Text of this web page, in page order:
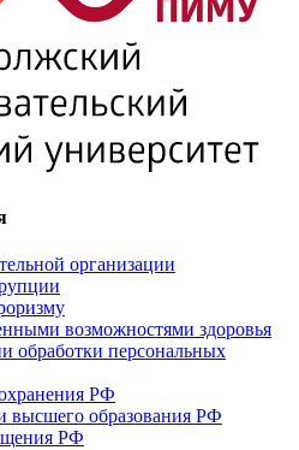
организации
возможностями здоровья
обработки персональных
РФ
высшего образования РФ
РФ